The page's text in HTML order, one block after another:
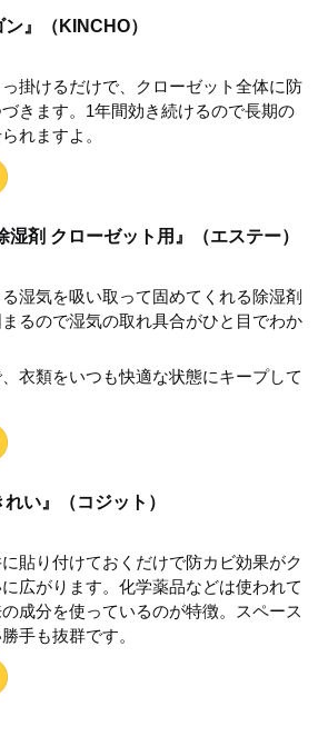
ン』（KINCHO）
掛けるだけで、クローゼット全体に防
きます。1年間効き続けるので長期の
れますよ。
湿剤 クローゼット用』（エステー）
湿気を吸い取って固めてくれる除湿剤
るので湿気の取れ具合がひと目でわか
衣類をいつも快適な状態にキープして
れい』（コジット）
貼り付けておくだけで防カビ効果がク
広がります。化学薬品などは使われて
成分を使っているのが特徴。スペース
手も抜群です。